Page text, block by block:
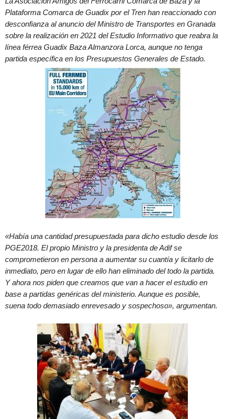
Plataforma Comarca de Guadix por el Tren han reaccionado con
desconfianza al anuncio del Ministro de Transportes en Granada
sobre la realización en 2021 del Estudio Informativo que reabra la
línea férrea Guadix Baza Almanzora Lorca, aunque no tenga
partida específica en los Presupuestos Generales de Estado.
«Había una cantidad presupuestada para dicho estudio desde los
PGE2018. El propio Ministro y la presidenta de Adif se
comprometieron en persona a aumentar su cuantía y licitarlo de
inmediato, pero en lugar de ello han eliminado del todo la partida.
Y ahora nos piden que creamos que van a hacer el estudio en
base a partidas genéricas del ministerio. Aunque es posible,
suena todo demasiado enrevesado y sospechoso», argumentan.